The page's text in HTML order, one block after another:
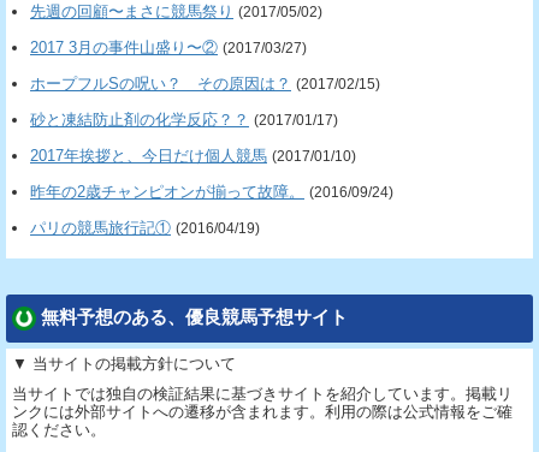
先週の回顧〜まさに競馬祭り (2017/05/02)
2017 3月の事件山盛り〜② (2017/03/27)
ホープフルSの呪い？ その原因は？ (2017/02/15)
砂と凍結防止剤の化学反応？？ (2017/01/17)
2017年挨拶と、今日だけ個人競馬 (2017/01/10)
昨年の2歳チャンピオンが揃って故障。 (2016/09/24)
パリの競馬旅行記① (2016/04/19)
無料予想のある、優良競馬予想サイト
▼ 当サイトの掲載方針について
当サイトでは独自の検証結果に基づきサイトを紹介しています。掲載リ
ンクには外部サイトへの遷移が含まれます。利用の際は公式情報をご確
認ください。